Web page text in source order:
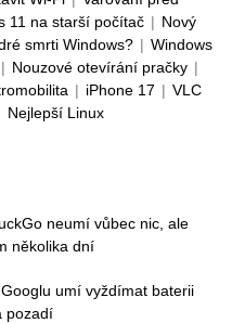
11 na starší počítač | Nový
smrti Windows? | Windows
| Nouzové otevírání pračky |
| iPhone 17 | VLC
Nejlepší Linux
neumí vůbec nic, ale
několika dní
umí vyždímat baterii
pozadí